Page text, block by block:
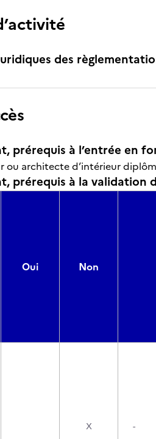
des
prérequis à l’entrée en
ou architecte d’intérieur
prérequis à la validation
Oui Non
X -